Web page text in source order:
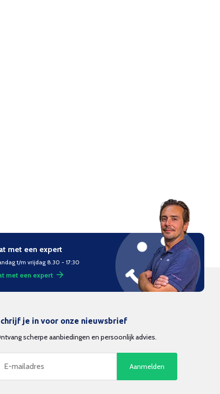
met een expert
t/m vrijdag 8.30 - 17:30
met een expert
je in voor onze nieuwsbrief
scherpe aanbiedingen en persoonlijk advies.
Aanmelden